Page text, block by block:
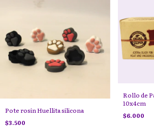
Pote rosin Huellita silicona
$3.500
Rollo de
10x4cm
$6.000